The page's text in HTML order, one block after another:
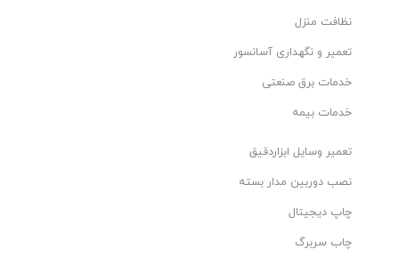
نظافت منزل
تعمیر و نگهداری آسانسور
خدمات برق صنعتی
خدمات بیمه
تعمیر وسایل ابزاردقیق
نصب دوربین مدار بسته
چاپ دیجیتال
چاب سربرگ